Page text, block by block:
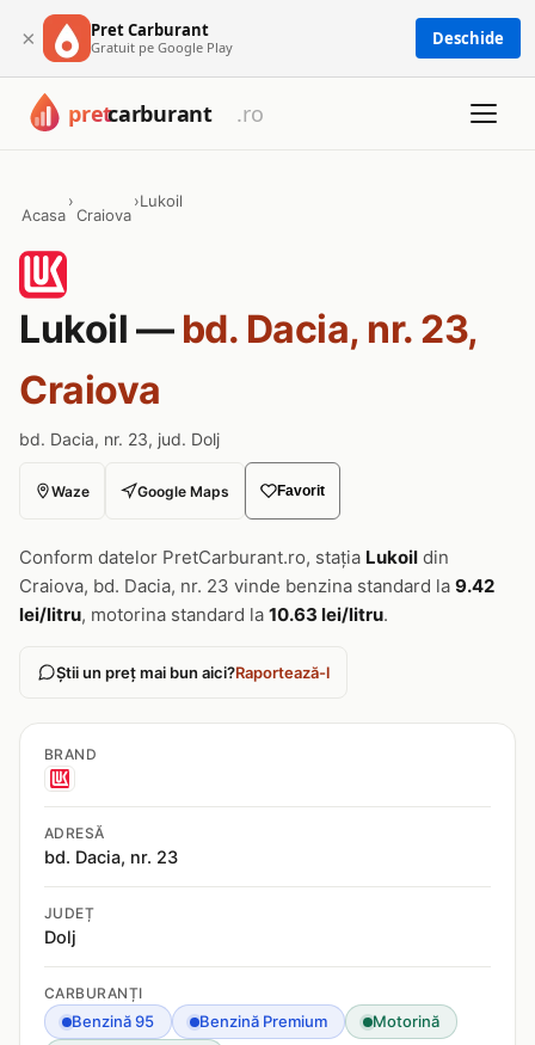
× Pret Carburant
Gratuit pe Google Play Deschide
Acasa
›
Craiova
›Lukoil
Lukoil — bd. Dacia, nr. 23,
Craiova
bd. Dacia, nr. 23, jud. Dolj
Waze Google Maps Favorit
Conform datelor PretCarburant.ro, stația Lukoil din
Craiova, bd. Dacia, nr. 23 vinde benzina standard la 9.42
lei/litru, motorina standard la 10.63 lei/litru.
Știi un preț mai bun aici?Raportează-l
BRAND
ADRESĂ
bd. Dacia, nr. 23
JUDEȚ
Dolj
CARBURANȚI
Benzină 95 Benzină Premium
Motorină